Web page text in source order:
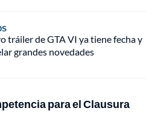
tráiler de GTA VI ya tiene fecha y
grandes novedades
para el Clausura